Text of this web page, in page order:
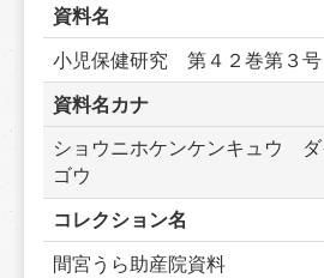
資料名
小児保健研究　第４２巻第３号
資料名カナ
ショウニホケンケンキュウ　
ゴウ
コレクション名
間宮うら助産院資料